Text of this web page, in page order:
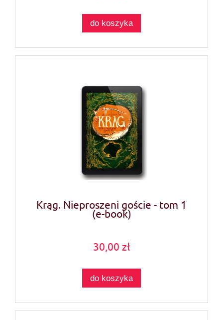
do koszyka
Krąg. Nieproszeni goście - tom 1
(e-book)
30,00 zł
do koszyka